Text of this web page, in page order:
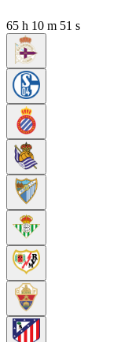
65 h 10 m 49 s